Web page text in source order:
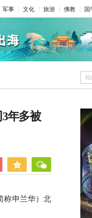
军事 文化 旅游 佛教 国
年多被
称申兰华）北